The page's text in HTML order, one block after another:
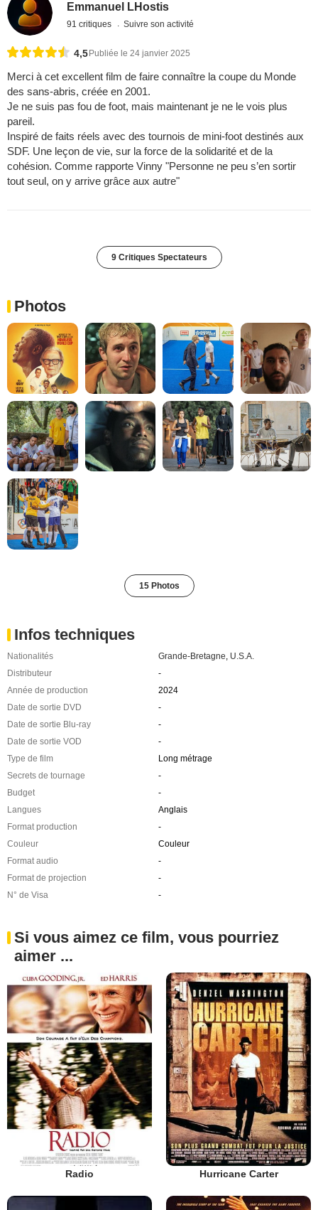
Emmanuel LHostis
91 critiques Suivre son activité
4,5 Publiée le 24 janvier 2025
Merci à cet excellent film de faire connaître la coupe du Monde
des sans-abris, créée en 2001.
Je ne suis pas fou de foot, mais maintenant je ne le vois plus
pareil.
Inspiré de faits réels avec des tournois de mini-foot destinés aux
SDF. Une leçon de vie, sur la force de la solidarité et de la
cohésion. Comme rapporte Vinny "Personne ne peu s’en sortir
tout seul, on y arrive grâce aux autre"
9 Critiques Spectateurs
Photos
15 Photos
Infos techniques
Nationalités Grande-Bretagne, U.S.A.
Distributeur
-
Année de production
2024
Date de sortie DVD
-
Date de sortie Blu-ray
-
Date de sortie VOD
-
Type de film
Long métrage
Secrets de tournage
-
Budget
-
Langues
Anglais
Format production
-
Couleur
Couleur
Format audio
-
Format de projection
-
N° de Visa
-
Si vous aimez ce film, vous pourriez
aimer ...
Radio Hurricane Carter